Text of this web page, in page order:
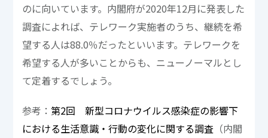
のに向いています。内閣府が2020年12月に発表した
調査によれば、テレワーク実施者のうち、継続を希
望する人は88.0％だったといいます。テレワークを
希望する人が多いことからも、ニューノーマルとし
て定着するでしょう。
参考：第2回 新型コロナウイルス感染症の影響下
における生活意識・行動の変化に関する調査 （内閣